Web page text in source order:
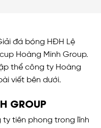
đá bóng HĐH Lệ
Hoàng Minh Group.
thể công ty Hoàng
viết bên dưới.
GROUP
tiên phong trong lĩnh